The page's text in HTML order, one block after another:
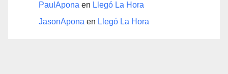
PaulApona en Llegó La Hora
JasonApona en Llegó La Hora